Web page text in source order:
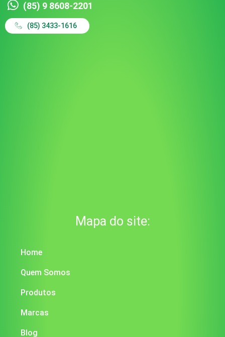
(85) 9 8608-2201
(85) 3433-1616
Mapa do site:
Home
Quem Somos
Produtos
Marcas
Blog